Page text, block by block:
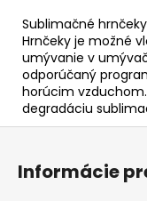
Sublimačné
Hrnčeky je možné
umývanie v
odporúčaný
horúcim
degradáciu
Z
Informácie